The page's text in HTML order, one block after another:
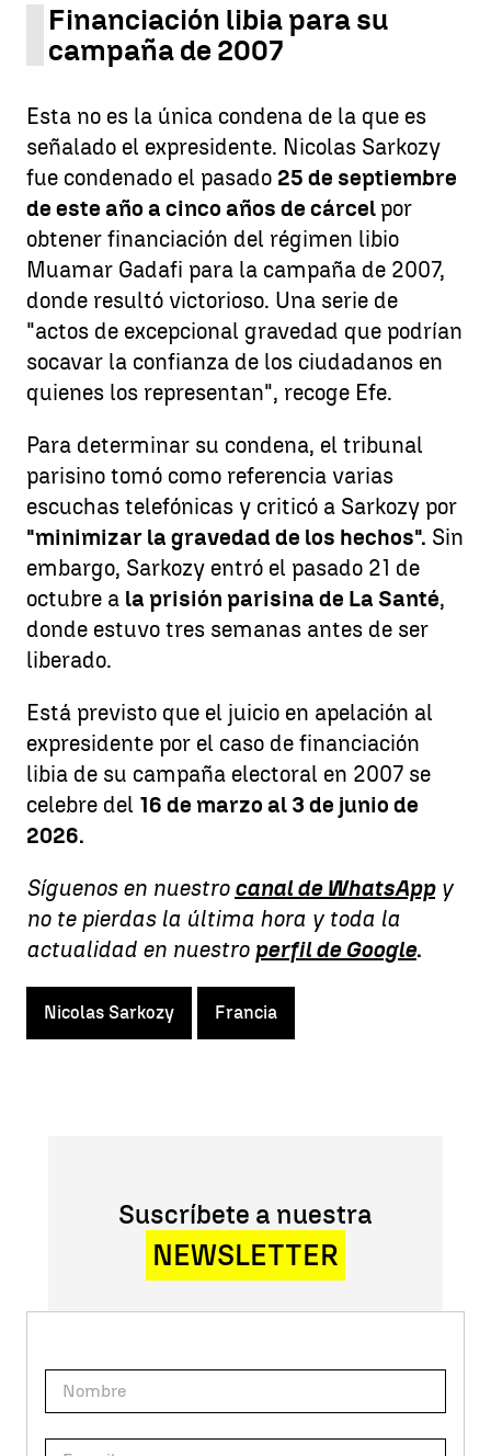
Financiación libia para su
campaña de 2007
Esta no es la única condena de la que es
señalado el expresidente. Nicolas Sarkozy
fue condenado el pasado 25 de septiembre
de este año a cinco años de cárcel por
obtener financiación del régimen libio
Muamar Gadafi para la campaña de 2007,
donde resultó victorioso. Una serie de
"actos de excepcional gravedad que podrían
socavar la confianza de los ciudadanos en
quienes los representan", recoge Efe.
Para determinar su condena, el tribunal
parisino tomó como referencia varias
escuchas telefónicas y criticó a Sarkozy por
"minimizar la gravedad de los hechos". Sin
embargo, Sarkozy entró el pasado 21 de
octubre a la prisión parisina de La Santé,
donde estuvo tres semanas antes de ser
liberado.
Está previsto que el juicio en apelación al
expresidente por el caso de financiación
libia de su campaña electoral en 2007 se
celebre del 16 de marzo al 3 de junio de
2026.
Síguenos en nuestro canal de WhatsAppy
no te pierdas la última hora y toda la
actualidad en nuestro perfil de Google.
Nicolas Sarkozy Francia
Suscríbete a nuestra
NEWSLETTER